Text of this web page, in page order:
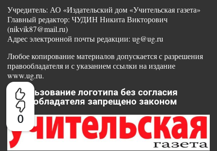
0
Учредитель: АО «Издательский дом «Учительская газета»
Главный редактор: ЧУДИН Никита Викторович
(nikvik87@mail.ru)
Адрес электронной почты редакции: ug@ug.ru
Любое копирование материалов допускается с разрешения
правообладателя и с указанием ссылки на издание
www.ug.ru.
Использование логотипа без согласия
правообладателя запрещено законом